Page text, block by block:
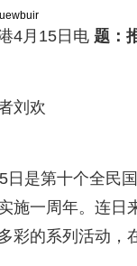
4月15日电 题：
刘欢
日是第十个全民
施一周年。连日
彩的系列活动，